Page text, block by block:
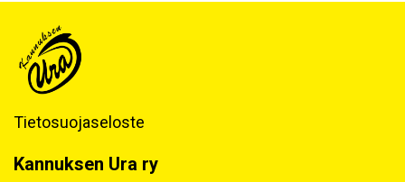
Tietosuojaseloste
Kannuksen Ura ry